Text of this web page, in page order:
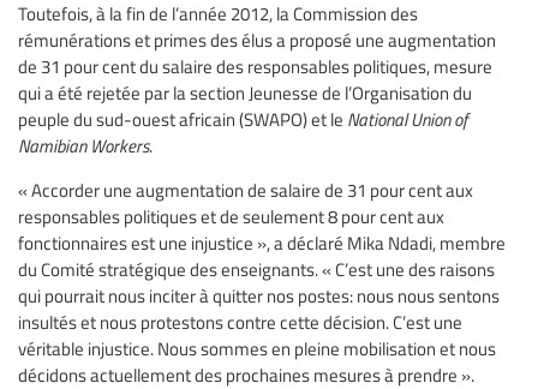
Toutefois, à la fin de l’année 2012, la Commission des
rémunérations et primes des élus a proposé une augmentation
de 31 pour cent du salaire des responsables politiques, mesure
qui a été rejetée par la section Jeunesse de l’Organisation du
peuple du sud-ouest africain (SWAPO) et le National Union of
Namibian Workers.
« Accorder une augmentation de salaire de 31 pour cent aux
responsables politiques et de seulement 8 pour cent aux
fonctionnaires est une injustice », a déclaré Mika Ndadi, membre
du Comité stratégique des enseignants. « C’est une des raisons
qui pourrait nous inciter à quitter nos postes: nous nous sentons
insultés et nous protestons contre cette décision. C’est une
véritable injustice. Nous sommes en pleine mobilisation et nous
décidons actuellement des prochaines mesures à prendre ».